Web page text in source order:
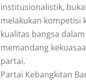
institusionalistik,
melakukan kompetisi
kualitas bangsa
memandang
partai.
Partai Kebangkitan